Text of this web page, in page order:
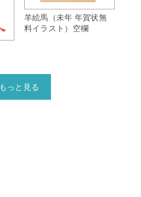
羊絵馬（未年 年賀状無
料イラスト）空欄
もっと見る